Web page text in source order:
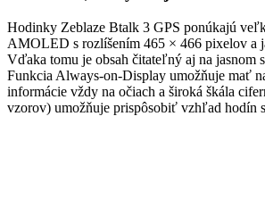
Hodinky Zeblaze Btalk 3 GPS ponúkajú
AMOLED s rozlíšením 465 × 466 pixelov a
Vďaka tomu je obsah čitateľný aj na jasnom
Funkcia Always-on-Display umožňuje mať
informácie vždy na očiach a široká škála
vzorov) umožňuje prispôsobiť vzhľad hodín